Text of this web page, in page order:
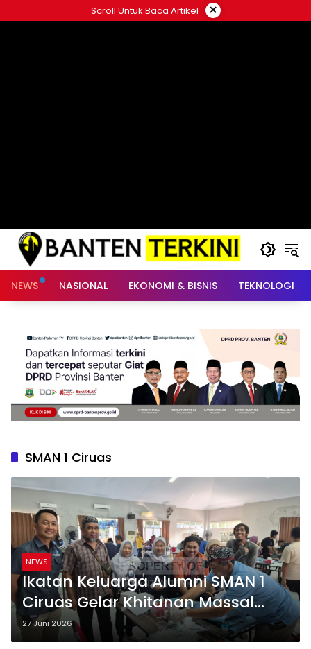
ke
Scroll Untuk Baca Artikel ×
NEWS NASIONAL EKONOMI & BISNIS TEKNOLOGI
SMAN 1 Ciruas
NEWS
Ikatan Keluarga Alumni SMAN 1
Ciruas Gelar Khitanan Massal
Usai Pelantikan Pengurus Baru
27 Juni 2026